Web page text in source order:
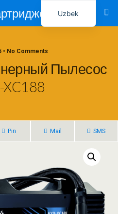
Заправка картриджей в Ташкенте – Тонер-Ресурс
• No Comments
Пылесос
XC188
Pin Mail SMS
Uzbek
Russian